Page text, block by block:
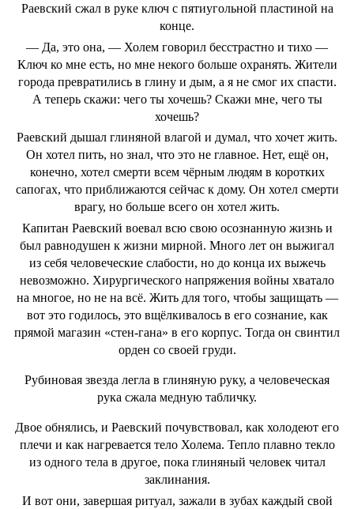
Раевский сжал в руке ключ с пятиугольной пластиной на
конце.
— Да, это она, — Холем говорил бесстрастно и тихо —
Ключ ко мне есть, но мне некого больше охранять. Жители
города превратились в глину и дым, а я не смог их спасти.
А теперь скажи: чего ты хочешь? Скажи мне, чего ты
хочешь?
Раевский дышал глиняной влагой и думал, что хочет жить.
Он хотел пить, но знал, что это не главное. Нет, ещё он,
конечно, хотел смерти всем чёрным людям в коротких
сапогах, что приближаются сейчас к дому. Он хотел смерти
врагу, но больше всего он хотел жить.
Капитан Раевский воевал всю свою осознанную жизнь и
был равнодушен к жизни мирной. Много лет он выжигал
из себя человеческие слабости, но до конца их выжечь
невозможно. Хирургического напряжения войны хватало
на многое, но не на всё. Жить для того, чтобы защищать —
вот это годилось, это вщёлкивалось в его сознание, как
прямой магазин «стен-гана» в его корпус. Тогда он свинтил
орден со своей груди.
Рубиновая звезда легла в глиняную руку, а человеческая
рука сжала медную табличку.
Двое обнялись, и Раевский почувствовал, как холодеют его
плечи и как нагревается тело Холема. Тепло плавно текло
из одного тела в другое, пока глиняный человек читал
заклинания.
И вот они, завершая ритуал, зажали в зубах каждый свой